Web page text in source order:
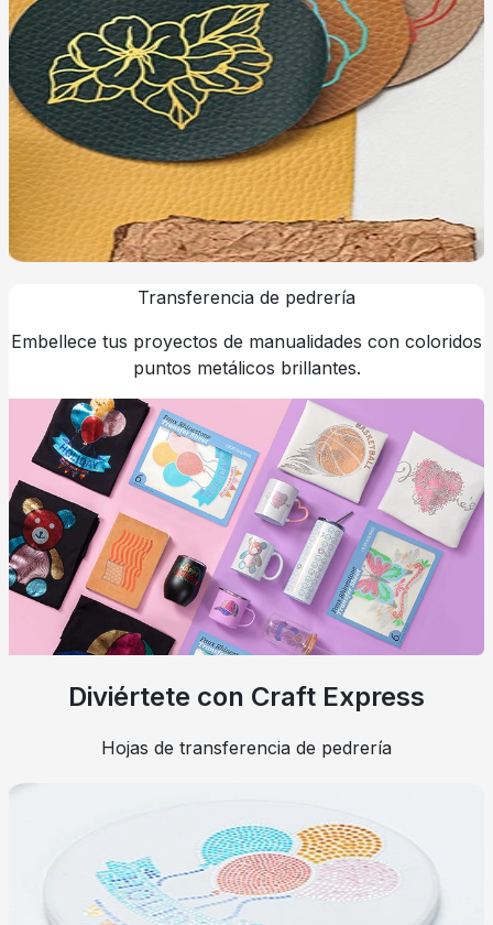
Transferencia de pedrería
Embellece tus proyectos de manualidades con coloridos
puntos metálicos brillantes.
Diviértete con Craft Express
Hojas de transferencia de pedrería